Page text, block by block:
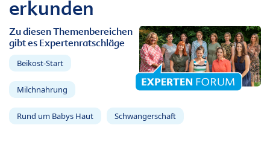
erkunden
Zu diesen Themenbereichen
gibt es Expertenratschläge
Beikost-Start
Milchnahrung
Rund um Babys Haut Schwangerschaft